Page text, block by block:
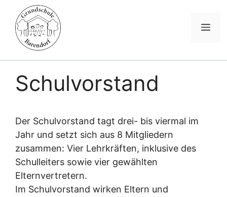
springen
Schulvorstand
Der Schulvorstand tagt drei- bis viermal im
Jahr und setzt sich aus 8 Mitgliedern
zusammen: Vier Lehrkräften, inklusive des
Schulleiters sowie vier gewählten
Elternvertretern.
Im Schulvorstand wirken Eltern und